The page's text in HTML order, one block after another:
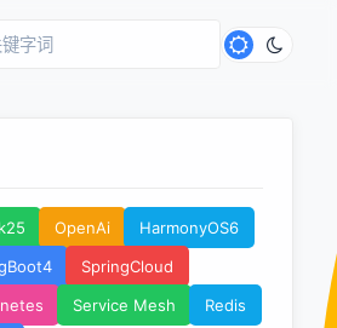
OpenAi
HarmonyOS6
SpringCloud
Service Mesh
Redis